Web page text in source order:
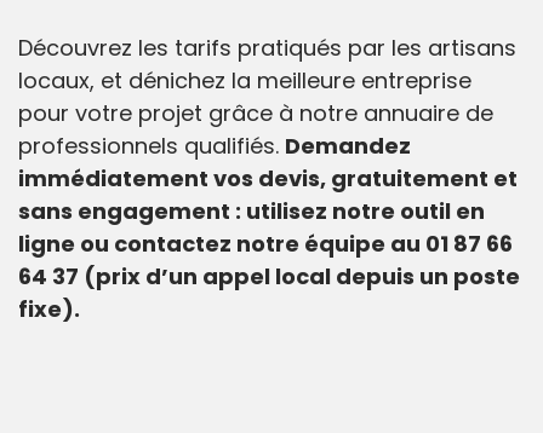
Découvrez les tarifs pratiqués par les artisans
locaux, et dénichez la meilleure entreprise
pour votre projet grâce à notre annuaire de
professionnels qualifiés. Demandez
immédiatement vos devis, gratuitement et
sans engagement : utilisez notre outil en
ligne ou contactez notre équipe au 01 87 66
64 37 (prix d’un appel local depuis un poste
fixe).